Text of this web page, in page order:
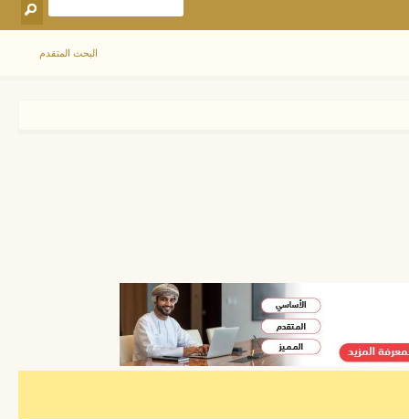
البحث المتقدم